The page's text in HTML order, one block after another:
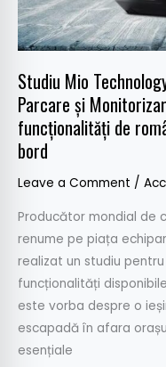
Studiu Mio
Parcare și
funcționalități de
bord
Leave a Comment /
Producător mondial de
renume pe piața
realizat un studiu
funcționalități
este vorba despre o
escapadă în afara
esențiale
imaginii,
Modul
Parcare
și
Monitorizare
GPS
sunt
mai
căutate
funcționalități
de
români
pentru
camerele
auto